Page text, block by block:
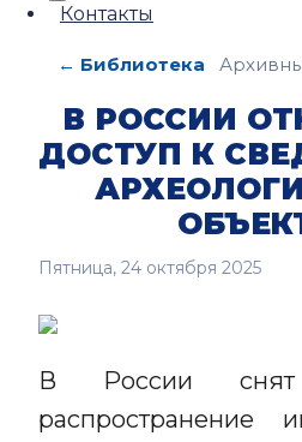
Контакты
← Библиотека
В РОССИИ
ДОСТУП К
Пятница, 24 октября 2025
В России
распространение